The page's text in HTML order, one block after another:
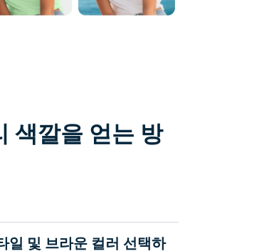
색깔을 얻는 방
일 및 브라운 컬러 선택하